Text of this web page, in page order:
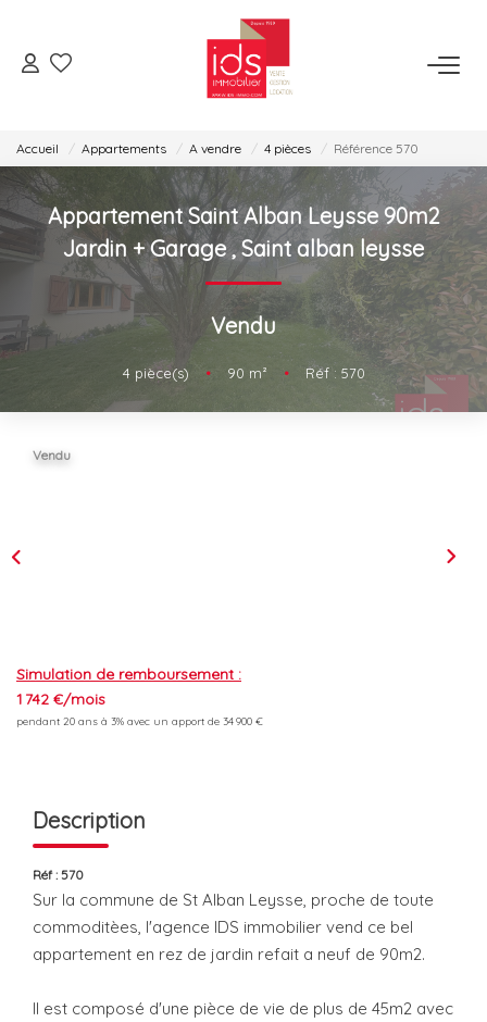
Je Veux Acheter
Je Veux Vendre
Espace Opérations Immobilières
ESPACE LOCATION
Je Veux Louer
Accueil Appartements A vendre 4 pièces Référence 570
Appartement Saint Alban Leysse 90m2
Jardin + Garage,Saint alban leysse
Vendu
4 pièce(s) • 90 m² • Réf : 570
Vendu
Simulation de remboursement :
1 742 €/mois
pendant 20 ans à 3% avec un apport de 34 900 €
Description
Réf : 570
Sur la commune de St Alban Leysse, proche de toute
commoditèes, l'agence IDS immobilier vend ce bel
appartement en rez de jardin refait a neuf de 90m2.
Il est composé d'une pièce de vie de plus de 45m2 avec